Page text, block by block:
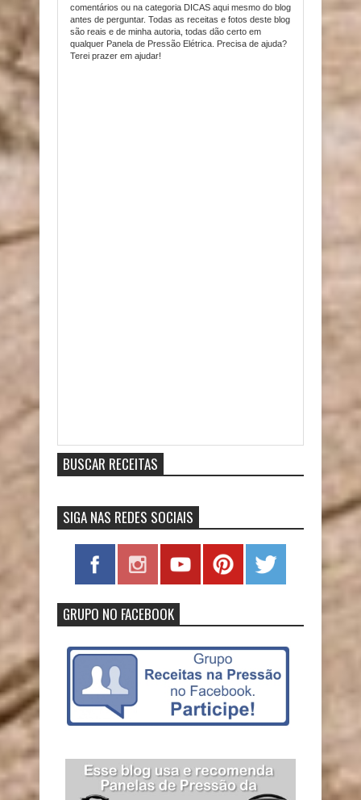
comentários ou na categoria DICAS aqui mesmo do blog
antes de perguntar. Todas as receitas e fotos deste blog
são reais e de minha autoria, todas dão certo em
qualquer Panela de Pressão Elétrica. Precisa de ajuda?
Terei prazer em ajudar!
BUSCAR RECEITAS
SIGA NAS REDES SOCIAIS
GRUPO NO FACEBOOK